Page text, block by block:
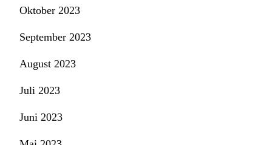
Oktober 2023
September 2023
August 2023
Juli 2023
Juni 2023